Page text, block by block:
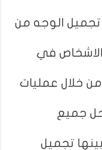
تجميل الوجه من
الاشخاص في
خلال عمليات
جميع
تجميل